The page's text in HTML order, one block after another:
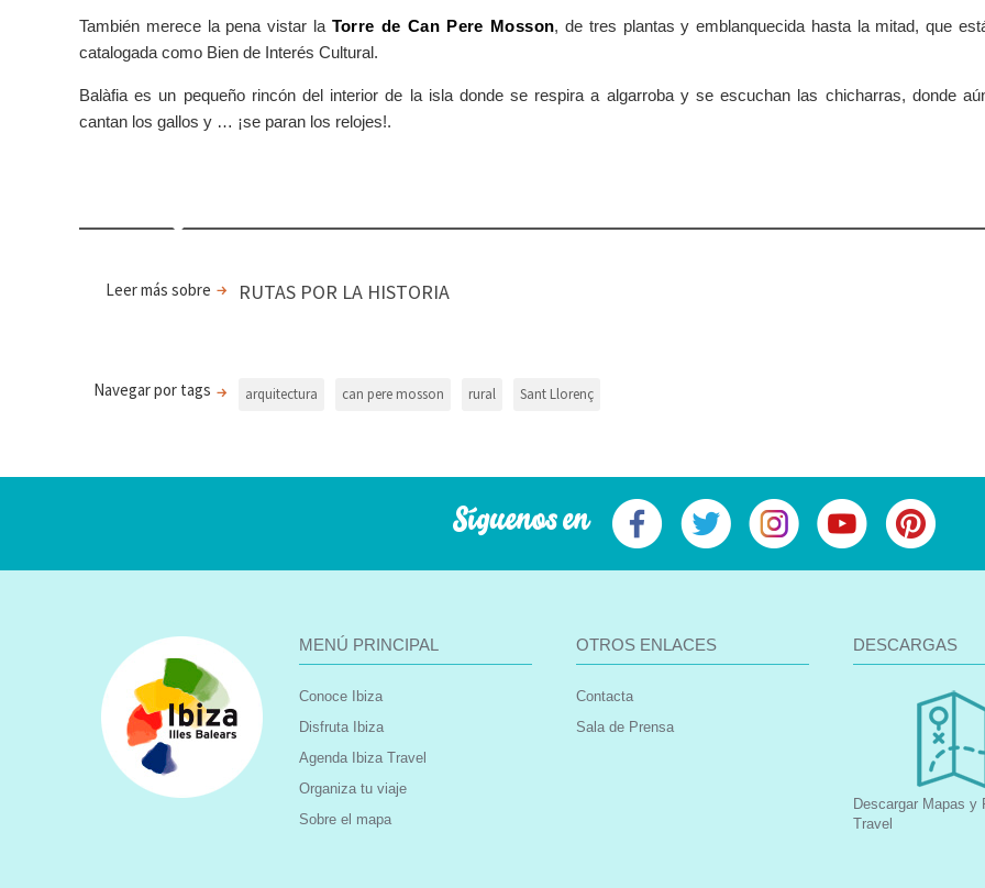
También merece la pena vistar la Torre de Can Pere Mosson, de tres plantas y emblanquecida hasta la mitad, que
catalogada como Bien de Interés Cultural.
Balàfia es un pequeño rincón del interior de la isla donde se respira a algarroba y se escuchan las chicharras, donde
cantan los gallos y … ¡se paran los relojes!.
Leer más sobre RUTAS POR LA HISTORIA
Navegar por tags arquitectura can pere mosson rural Sant Llorenç
Síguenos en
MENÚ PRINCIPAL
Conoce Ibiza
Disfruta Ibiza
Agenda Ibiza Travel
Organiza tu viaje
Sobre el mapa
OTROS ENLACES
Contacta
Sala de Prensa
DESCARGAS
Descargar Mapas y
Travel